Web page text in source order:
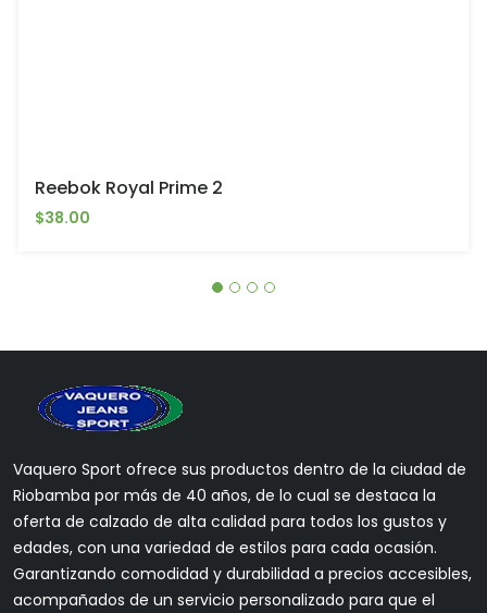
Reebok Royal Prime 2
$38.00
Vaquero Sport ofrece sus productos dentro de la ciudad de
Riobamba por más de 40 años, de lo cual se destaca la
oferta de calzado de alta calidad para todos los gustos y
edades, con una variedad de estilos para cada ocasión.
Garantizando comodidad y durabilidad a precios accesibles,
acompañados de un servicio personalizado para que el